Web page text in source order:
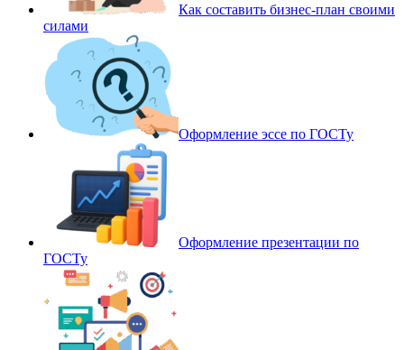
Как составить бизнес-план своими
силами
Оформление эссе по ГОСТу
Оформление презентации по
ГОСТу